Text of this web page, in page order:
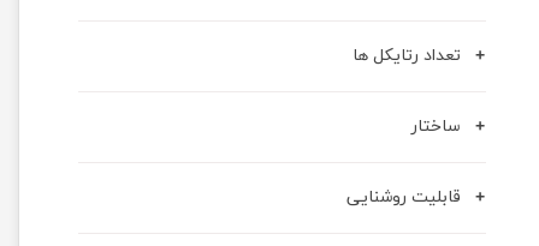
تعداد رتایکل ها
ساختار
قابلیت روشنایی